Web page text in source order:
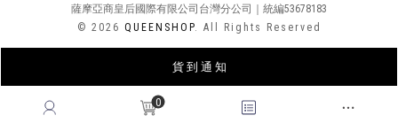
0
貨 到 通 知
薩摩亞商皇后國際有限公司台灣分公司｜統編53678183
© 2026 QUEENSHOP. All Rights Reserved